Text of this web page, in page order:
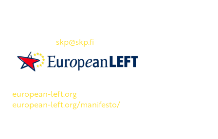
skp@skp.fi
european-left.org
european-left.org/manifesto/